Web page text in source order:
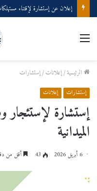
إعلان عن إستشارة لإقتناء
القائمة
الرئيسية/إعلانات/إستشارات
إستشارات إعلانات
إستشارة لإستئجار
الميدانية
6 أبريل 2026 43 أقل من